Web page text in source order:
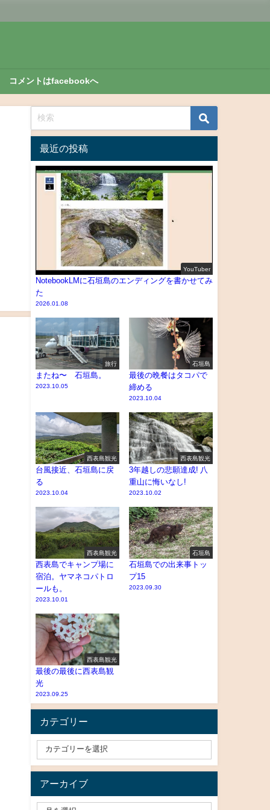
コメントはfacebookへ
最近の投稿
YouTuber
NotebookLMに石垣島のエンディングを書かせてみ
た
2026.01.08
旅行
またね〜 石垣島。
2023.10.05
石垣島
最後の晩餐はタコパで
締める
2023.10.04
西表島観光
台風接近、石垣島に戻
る
2023.10.04
西表島観光
3年越しの悲願達成! 八
重山に悔いなし!
2023.10.02
西表島観光
西表島でキャンプ場に
宿泊。ヤマネコパトロ
ールも。
2023.10.01
石垣島
石垣島での出来事トッ
プ15
2023.09.30
西表島観光
最後の最後に西表島観
光
2023.09.25
カテゴリー
アーカイブ